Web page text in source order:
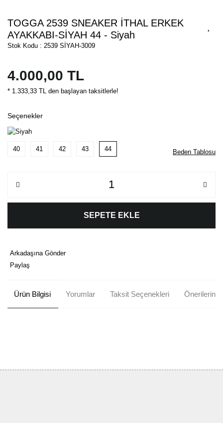
TOGGA 2539 SNEAKER İTHAL ERKEK
AYAKKABI-SİYAH 44 - Siyah
Stok Kodu : 2539 SİYAH-3009
4.000,00 TL
* 1.333,33 TL den başlayan taksitlerle!
Seçenekler
40 41 42 43 44 Beden Tablosu
SEPETE EKLE
Arkadaşına Gönder
Paylaş
Ürün Bilgisi Yorumlar Taksit Seçenekleri Önerileriniz